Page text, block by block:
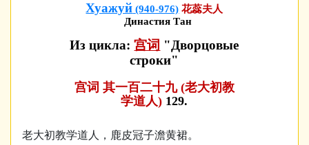
Хуажуй (940-976) 花蕊夫人
Династия Тан
Из цикла:宫词 "Дворцовые
строки"
宫词 其一百二十九 (老大初教
学道人) 129.
老大初教学道人，鹿皮冠子澹黄裙。